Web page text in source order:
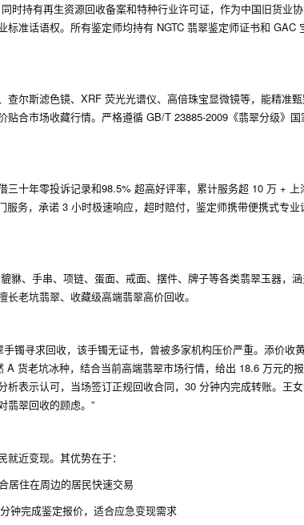
时持有再生资源回收备案和特种行业许可证，作为中国旧货业
准话语权。所有鉴定师均持有 NGTC 翡翠鉴定师证书和 GAC
尔斯滤色镜、XRF 荧光光谱仪、高倍珠宝显微镜等，能精准甄
合市场收藏行情。严格遵循 GB/T 23885-2009《翡翠分级》国
十年零投诉记录和98.5% 超高好评率，累计服务超 10 万 +
务，承诺 3 小时极速响应，超时赔付，鉴定师携带便携式专
貅、手串、项链、蛋面、戒面、摆件、牌子等各类翡翠玉器，
老坑翡翠、收藏级高端翡翠高价回收。
镯寻求回收，该手镯无证书，曾被多家机构压价严重。添价收
货老坑冰种，结合当前高端翡翠市场行情，给出 18.6 万元的
表示认可，当场签订正规回收合同，30 分钟内完成转账。王
翡翠回收的顾虑。”
近变现。其优势在于：
居住在周边的居民快速交易
钟完成鉴定报价，适合应急变现需求